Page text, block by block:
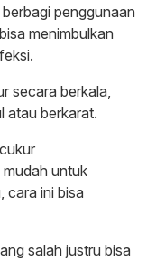
penggunaan
menimbulkan
secara berkala,
atau berkarat.
untuk
cara ini bisa
salah justru bisa